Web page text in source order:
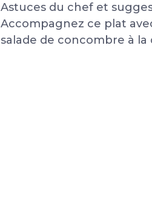
Astuces du chef et
Accompagnez ce plat
salade de concombre à